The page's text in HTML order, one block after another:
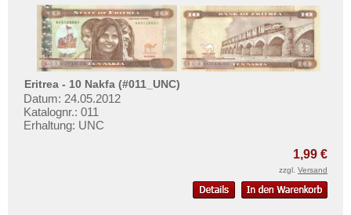
Straits Settlements
Süd-Ossetien
Südkorea
Syrien
Tadschikistan
Liefer- und Versandkosten
AGB
Impressum
Eritrea - 10 Nakfa (#011_UNC)
Datum: 24.05.2012
Katalognr.: 011
Erhaltung: UNC
1,99 €
zzgl. Versand